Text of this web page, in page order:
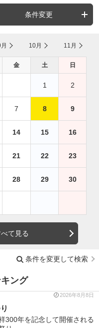
条件変更
10月 11月
金 土 日
1 2
7 8 9
14 15 16
21 22 23
28 29 30
て見る
条件を変更して検索
ング
2026年8月8日
300年を記念して開催される